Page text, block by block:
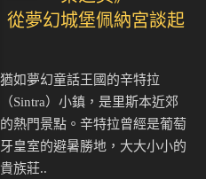
從夢幻城堡佩納宮談起
猶如夢幻童話王國的辛特拉
（Sintra）小鎮，是里斯本近郊
的熱門景點。辛特拉曾經是葡萄
牙皇室的避暑勝地，大大小小的
貴族莊..